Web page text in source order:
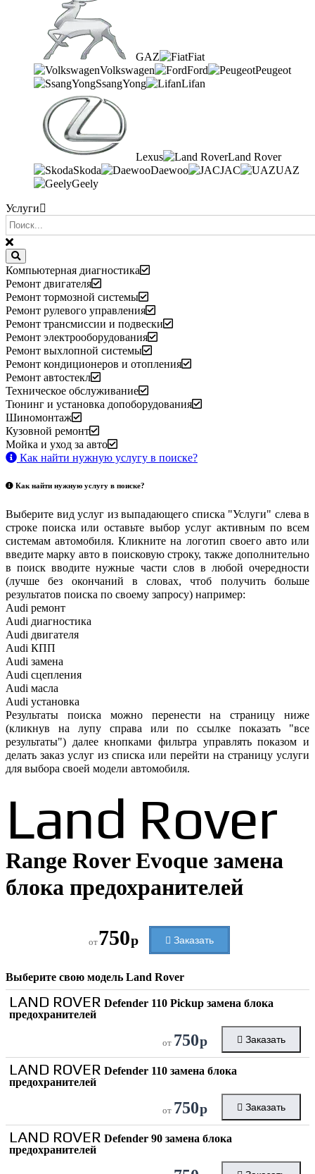
GAZ
Fiat
Volkswagen
Ford
Peugeot
SsangYong
Lifan
Lexus
Land Rover
Skoda
Daewoo JAC
UAZ
Geely
Услуги
Компьютерная диагностика
Ремонт двигателя
Ремонт тормозной системы
Ремонт рулевого управления
Ремонт трансмиссии и подвески
Ремонт электрооборудования
Ремонт выхлопной системы
Ремонт кондиционеров и отопления
Ремонт автостекл
Техническое обслуживание
Тюнинг и установка допоборудования
Шиномонтаж
Кузовной ремонт
Мойка и уход за авто
Как найти нужную услугу в поиске?
Как найти нужную услугу в поиске?
Выберите вид услуг из выпадающего списка "Услуги" слева в
строке поиска или оставьте выбор услуг активным по всем
системам автомобиля. Кликните на логотип своего авто или
введите марку авто в поисковую строку, также дополнительно
в поиск вводите нужные части слов в любой очередности
(лучше без окончаний в словах, чтоб получить больше
результатов поиска по своему запросу) например:
Audi ремонт
Audi диагностика
Audi двигателя
Audi КПП
Audi замена
Audi сцепления
Audi масла
Audi установка
Результаты поиска можно перенести на страницу ниже
(кликнув на лупу справа или по ссылке показать "все
результаты") далее кнопками фильтра управлять показом и
делать заказ услуг из списка или перейти на страницу услуги
для выбора своей модели автомобиля.
Land Rover
Range Rover Evoque замена
блока предохранителей
от750р Заказать
Выберите свою модель Land Rover
LAND ROVER Defender 110 Pickup замена блока
предохранителей
от 750р Заказать
LAND ROVER Defender 110 замена блока
предохранителей
от 750р Заказать
LAND ROVER Defender 90 замена блока
предохранителей